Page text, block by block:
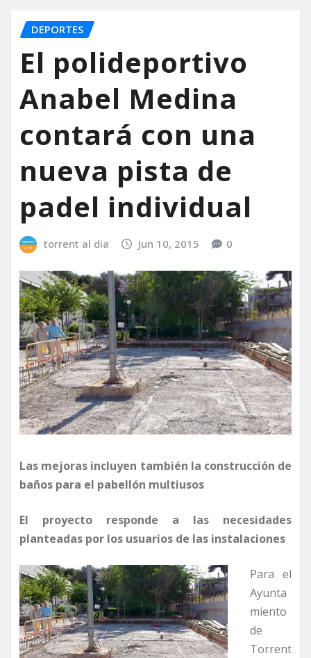
DEPORTES
El polideportivo
Anabel Medina
contará con una
nueva pista de
padel individual
torrent al dia Jun 10, 2015 0
Las mejoras incluyen también la construcción de
baños para el pabellón multiusos
El proyecto responde a las necesidades
planteadas por los usuarios de las instalaciones
Para el
Ayunta
miento
de
Torrent